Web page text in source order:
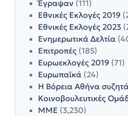
Έγραψαν (111)
Εθνικές Εκλογές 2019
Εθνικές Εκλογές 2023
Ενημερωτικά Δελτία
Επιτροπές (185)
Ευρωεκλογές 2019 (71)
Ευρωπαϊκά (24)
Η Βόρεια Αθήνα συζητά
Κοινοβουλευτικές
ΜΜΕ (3,230)